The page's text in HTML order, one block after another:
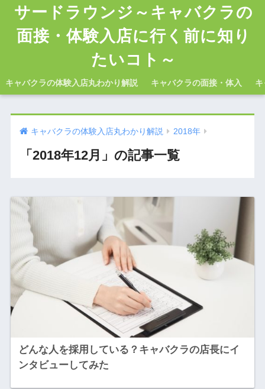
サードラウンジ～キャバクラの
面接・体験入店に行く前に知り
たいコト～
キャバクラの体験入店丸わかり解説 キャバクラの面接・体入
キャバクラの体験入店丸わかり解説 2018年
「2018年12月」の記事一覧
どんな人を採用している？キャバクラの店長にイ
ンタビューしてみた